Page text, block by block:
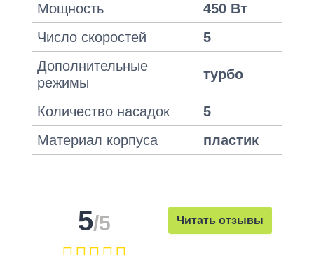
Мощность
450 Вт
Число скоростей
5
Дополнительные
режимы
турбо
Количество насадок
5
Материал корпуса
пластик
5/5 Читать отзывы